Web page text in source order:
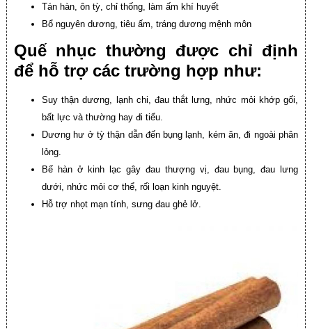
Tán hàn, ôn tỳ, chỉ thống, làm ấm khí huyết
Bổ nguyên dương, tiêu ấm, tráng dương mệnh môn
Quế nhục thường được chỉ định
để hỗ trợ các trường hợp như:
Suy thận dương, lạnh chi, đau thắt lưng, nhức mỏi khớp gối,
bất lực và thường hay đi tiểu.
Dương hư ở tỳ thận dẫn đến bụng lạnh, kém ăn, đi ngoài phân
lỏng.
Bế hàn ở kinh lạc gây đau thượng vị, đau bụng, đau lưng
dưới, nhức mỏi cơ thể, rối loạn kinh nguyệt.
Hỗ trợ nhọt mạn tính, sưng đau ghẻ lở.